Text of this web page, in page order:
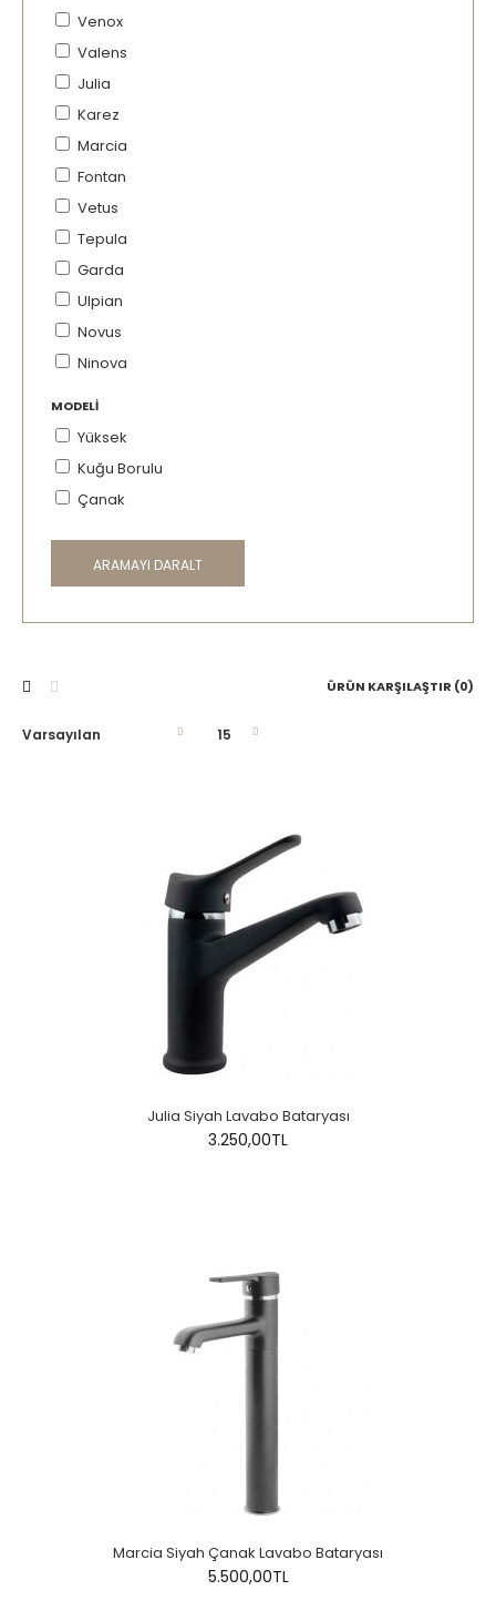
Venox
Valens
Julia
Karez
Marcia
Fontan
Vetus
Tepula
Garda
Ulpian
Novus
Ninova
MODELI
Yüksek
Kuğu Borulu
Çanak
ARAMAYI DARALT
ÜRÜN KARŞILAŞTIR (0)
Julia Siyah Lavabo Bataryası
3.250,00TL
Marcia Siyah Çanak Lavabo Bataryası
5.500,00TL